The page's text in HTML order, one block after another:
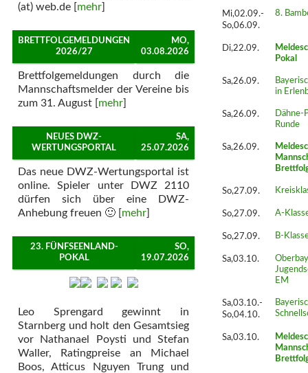
(at) web.de [mehr]
BRETTFOLGEMELDUNGEN
2026/27
MO,
03.08.2026
Brettfolgemeldungen durch die
Mannschaftsmelder der Vereine bis
zum 31. August [mehr]
NEUES DWZ-
WERTUNGSPORTAL
SA,
25.07.2026
Das neue DWZ-Wertungsportal ist
online. Spieler unter DWZ 2110
dürfen sich über eine DWZ-
Anhebung freuen 🙂 [mehr]
23. FÜNFSEENLAND-
POKAL
SO,
19.07.2026
Leo Sprengard gewinnt in
Starnberg und holt den Gesamtsieg
vor Nathanael Poysti und Stefan
Waller, Ratingpreise an Michael
Boos, Atticus Nguyen Trung und
Mi,02.09.-
So,06.09.
8.
Di,22.09.
Pokal
Sa,26.09.
in
Sa,26.09.
Dähne-
Runde
Sa,26.09.
So,27.09.
So,27.09. A-
So,27.09. B-
Sa,03.10.
EM
Sa,03.10.-
So,04.10.
Sa,03.10.